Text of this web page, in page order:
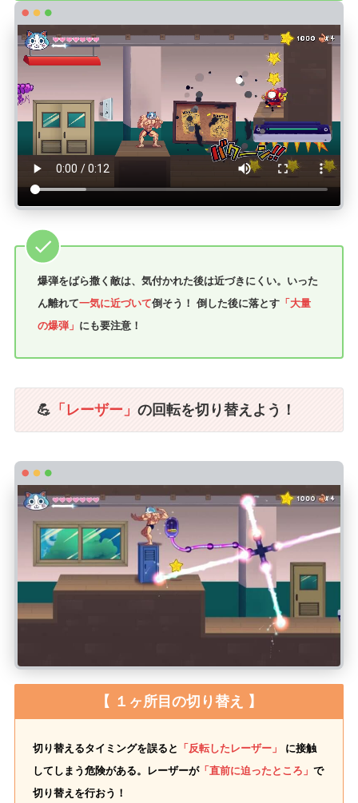
爆弾をばら撒く敵は、気付かれた後は近づきにくい。いった
ん離れて一気に近づいて倒そう！ 倒した後に落とす「大量
の爆弾」 にも要注意！
💪 「レーザー」 の回転を切り替えよう！
【 １ヶ所目の切り替え 】
切り替えるタイミングを誤ると 「反転したレーザー」
に接触
してしまう危険がある。レーザーが「直前に迫ったところ」で
切り替えを行おう！